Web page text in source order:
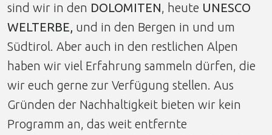
sind wir in den DOLOMITEN, heute UNESCO
WELTERBE, und in den Bergen in und um
Südtirol. Aber auch in den restlichen Alpen
haben wir viel Erfahrung sammeln dürfen, die
wir euch gerne zur Verfügung stellen. Aus
Gründen der Nachhaltigkeit bieten wir kein
Programm an, das weit entfernte